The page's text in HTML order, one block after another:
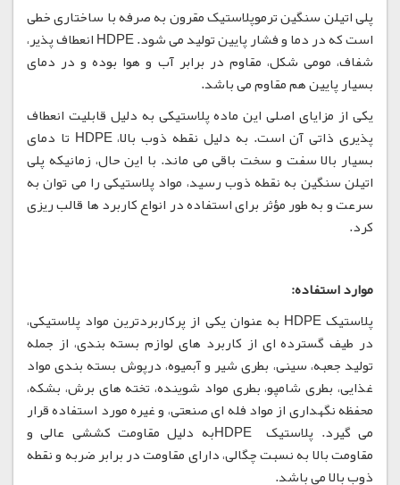
پلی اتیلن سنگین ترموپلاستیک مقرون به صرفه با ساختاری خطی
است که در دما و فشار پایین تولید می شود. HDPE انعطاف پذیر،
شفاف، مومی شکل، مقاوم در برابر آب و هوا بوده و در دمای
بسیار پایین هم مقاوم می باشد.
یکی از مزایای اصلی این ماده پلاستیکی به دلیل قابلیت انعطاف
پذیری ذاتی آن است. به دلیل نقطه ذوب بالا، HDPE تا دمای
بسیار بالا سفت و سخت باقی می ماند. با این حال، زمانیکه پلی
اتیلن سنگین به نقطه ذوب رسید، مواد پلاستیکی را می توان به
سرعت و به طور مؤثر برای استفاده در انواع کاربرد ها قالب ریزی
کرد.
موارد استفاده:
پلاستیک HDPE به عنوان یکی از پرکاربردترین مواد پلاستیکی،
در طیف گسترده ای از کاربرد های لوازم بسته بندی، از جمله
تولید جعبه، سینی، بطری شیر و آبمیوه، درپوش بسته بندی مواد
غذایی، بطری شامپو، بطری مواد شوینده، تخته های برش، بشکه،
محفظه نگهداری از مواد فله ای صنعتی، و غیره مورد استفاده قرار
می گیرد. پلاستیک HDPEبه دلیل مقاومت کششی عالی و
مقاومت بالا به نسبت چگالی، دارای مقاومت در برابر ضربه و نقطه
ذوب بالا می باشد.